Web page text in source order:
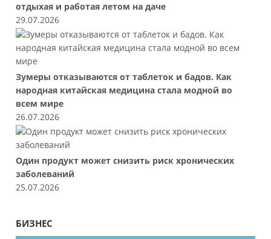
отдыхая и работая летом на даче
29.07.2026
Зумеры отказываются от таблеток и бадов. Как
народная китайская медицина стала модной во
всем мире
26.07.2026
Один продукт может снизить риск хронических
заболеваний
25.07.2026
БИЗНЕС